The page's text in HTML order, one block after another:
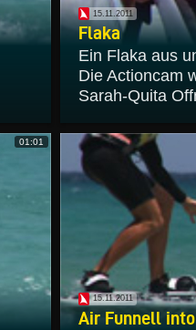
15.11.2011
Flaka
Ein Flaka aus
Die Actioncam
Sarah-Quita
01:01
15.11.2011
Air Funnell